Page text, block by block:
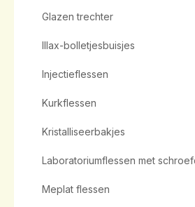
Glazen trechter
Illax-bolletjesbuisjes
Injectieflessen
Kurkflessen
Kristalliseerbakjes
Laboratoriumflessen met
Meplat flessen